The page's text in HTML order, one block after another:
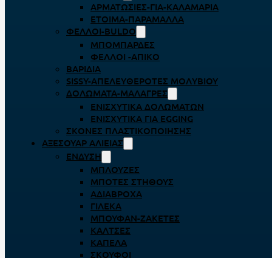
ΑΡΜΑΤΩΣΙΈΣ-ΓΙΑ-ΚΑΛΑΜΆΡΙΑ
ΈΤΟΙΜΑ-ΠΑΡΆΜΑΛΛΑ
ΦΕΛΛΟΊ-BULDO
ΜΠΟΜΠΆΡΔΕΣ
ΦΕΛΛΟΊ -ΑΠΊΚΟ
ΒΑΡΊΔΙΑ
SISSY-ΑΠΕΛΕΥΘΕΡΟΤΈΣ ΜΟΛΥΒΙΟΎ
ΔΟΛΏΜΑΤΑ-ΜΑΛΆΓΡΕΣ
ΕΝΙΣΧΥΤΙΚΆ ΔΟΛΩΜΆΤΩΝ
ΕΝΙΣΧΥΤΙΚΆ ΓΙΑ EGGING
ΣΚΌΝΕΣ ΠΛΑΣΤΙΚΟΠΟΊΗΣΗΣ
ΑΞΕΣΟΥΆΡ ΑΛΙΕΊΑΣ
ΈΝΔΥΣΗ
ΜΠΛΟΎΖΕΣ
ΜΠΌΤΕΣ ΣΤΉΘΟΥΣ
ΑΔΙΆΒΡΟΧΑ
ΓΙΛΈΚΑ
ΜΠΟΥΦΆΝ-ΖΑΚΈΤΕΣ
ΚΆΛΤΣΕΣ
ΚΑΠΈΛΑ
ΣΚΟΎΦΟΙ